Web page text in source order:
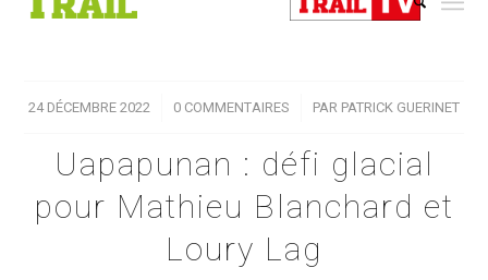
24 DÉCEMBRE 2022
/ 0 COMMENTAIRES
/ PAR PATRICK GUERINET
Uapapunan : défi glacial
pour Mathieu Blanchard et
Loury Lag